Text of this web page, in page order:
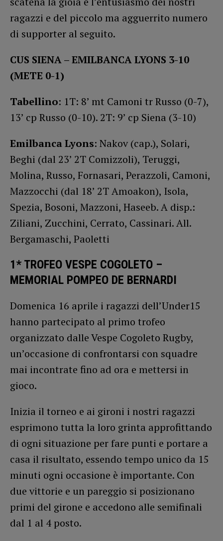
ragazzi e del piccolo ma agguerrito numero
di supporter al seguito.
CUS SIENA – EMILBANCA LYONS 3-10
(METE 0-1)
Tabellino: 1T: 8’ mt Camoni tr Russo (0-7),
13’ cp Russo (0-10). 2T: 9’ cp Siena (3-10)
Emilbanca Lyons: Nakov (cap.), Solari,
Beghi (dal 23’ 2T Comizzoli), Teruggi,
Molina, Russo, Fornasari, Perazzoli, Camoni,
Mazzocchi (dal 18’ 2T Amoakon), Isola,
Spezia, Bosoni, Mazzoni, Haseeb. A disp.:
Ziliani, Zucchini, Cerrato, Cassinari. All.
Bergamaschi, Paoletti
1* TROFEO VESPE COGOLETO –
MEMORIAL POMPEO DE BERNARDI
Domenica 16 aprile i ragazzi dell’Under15
hanno partecipato al primo trofeo
organizzato dalle Vespe Cogoleto Rugby,
un’occasione di confrontarsi con squadre
mai incontrate fino ad ora e mettersi in
gioco.
Inizia il torneo e ai gironi i nostri ragazzi
esprimono tutta la loro grinta approfittando
di ogni situazione per fare punti e portare a
casa il risultato, essendo tempo unico da 15
minuti ogni occasione è importante. Con
due vittorie e un pareggio si posizionano
primi del girone e accedono alle semifinali
dal 1 al 4 posto.